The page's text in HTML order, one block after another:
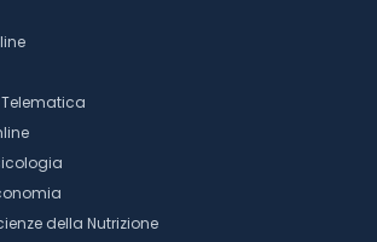
della Nutrizione